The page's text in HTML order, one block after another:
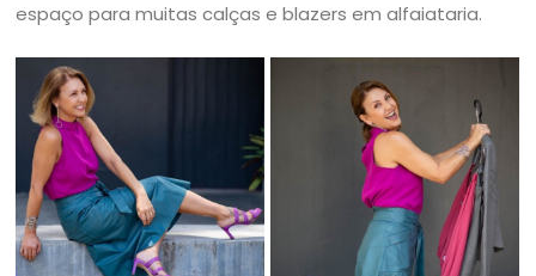
espaço para muitas calças e blazers em alfaiataria.